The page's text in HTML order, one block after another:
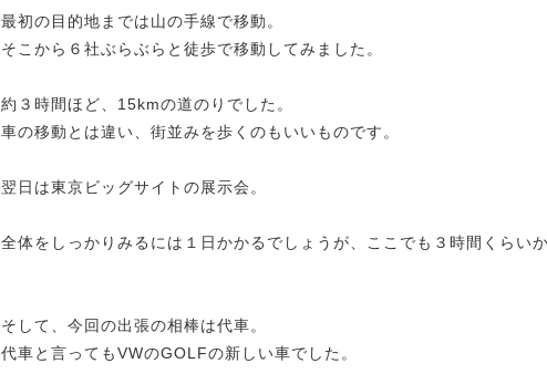
最初の目的地までは山の手線で移動。
そこから６社ぶらぶらと徒歩で移動してみました。
約３時間ほど、15kmの道のりでした。
車の移動とは違い、街並みを歩くのもいいものです。
翌日は東京ビッグサイトの展示会。
全体をしっかりみるには１日かかるでしょうが、ここでも３時間くらい
そして、今回の出張の相棒は代車。
代車と言ってもVWのGOLFの新しい車でした。